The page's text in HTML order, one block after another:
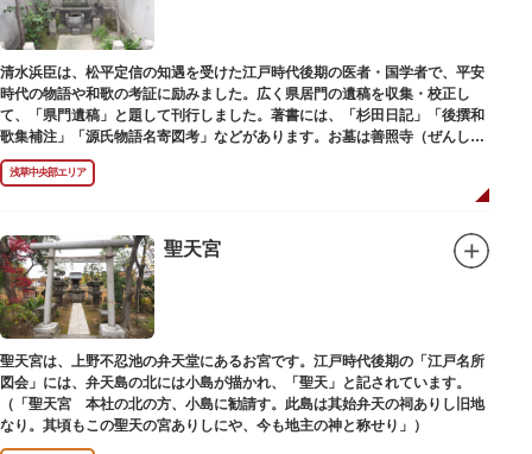
清水浜臣は、松平定信の知遇を受けた江戸時代後期の医者・国学者で、平安
時代の物語や和歌の考証に励みました。広く県居門の遺稿を収集・校正し
て、「県門遺稿」と題して刊行しました。著書には、「杉田日記」「後撰和
歌集補注」「源氏物語名寄図考」などがあります。お墓は善照寺（ぜんしょ
うじ）境内にあります。
浅草中央部エリア
聖天宮
聖天宮は、上野不忍池の弁天堂にあるお宮です。江戸時代後期の「江戸名所
図会」には、弁天島の北には小島が描かれ、「聖天」と記されています。
（「聖天宮 本社の北の方、小島に勧請す。此島は其始弁天の祠ありし旧地
なり。其頃もこの聖天の宮ありしにや、今も地主の神と称せり」）